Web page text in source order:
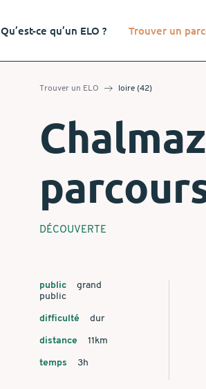
Qu’est-ce qu’un ELO ? Trouver un
Trouver un ELO loire (42)
DÉCOUVERTE
public
grand
public
difficulté dur
distance 11km
temps 3h